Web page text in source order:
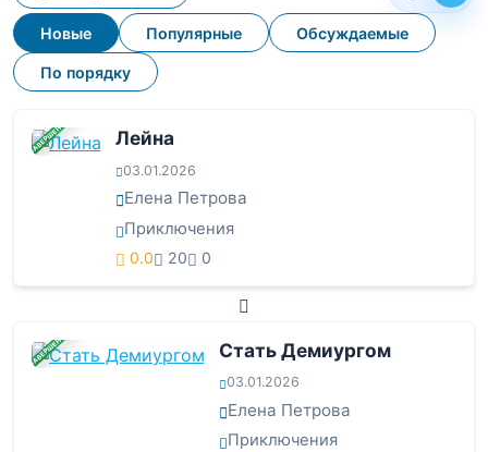
Новые Популярные Обсуждаемые
По порядку
ЗАВЕРШЕНА Лейна
03.01.2026
Елена Петрова
Приключения
0.0 20 0
ЗАВЕРШЕНА Стать Демиургом
03.01.2026
Елена Петрова
Приключения